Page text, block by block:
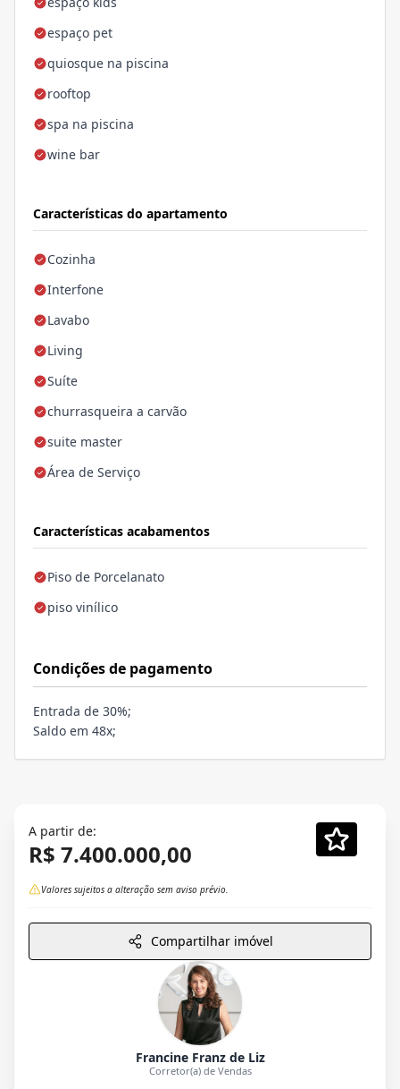
espaço pet
quiosque na piscina
rooftop
spa na piscina
wine bar
Características do apartamento
Cozinha
Interfone
Lavabo
Living
Suíte
churrasqueira a carvão
suite master
Área de Serviço
Características acabamentos
Piso de Porcelanato
piso vinílico
Condições de pagamento
Entrada de 30%;
Saldo em 48x;
A partir de:
R$ 7.400.000,00
Valores sujeitos a alteração sem aviso prévio.
Compartilhar imóvel
Francine Franz de Liz
Corretor(a) de Vendas